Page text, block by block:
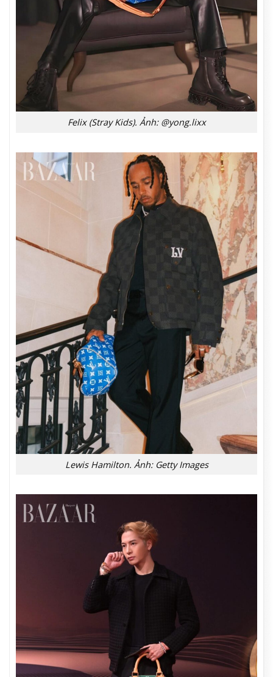
Felix (Stray Kids). Ảnh: @yong.lixx
Lewis Hamilton. Ảnh: Getty Images